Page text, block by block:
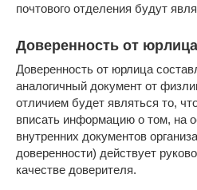
почтового отделения будут
Доверенность от юрлица
Доверенность от юрлица
аналогичный документ от
отличием будет являться то,
вписать информацию о том, на
внутренних документов
доверенности) действует
качестве доверителя.